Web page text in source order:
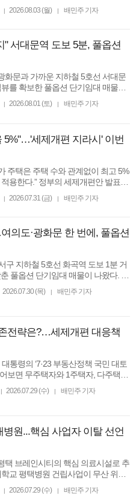
세 이상 국내 거주자라면 신청할 수
| 2026.08.03 (월) | 배민주 기자
서대문역 도보 5분, 풀옵션
화문과 가까운 지하철 5호선 서대문
를 확보한 풀옵션 단기임대 매물이
코리아가 서울 중구 의주로1가 ‘바비
| 2026.08.01 (토) | 배민주 기자
5%"…'세제개편 지라시' 이번
주택은 주택 수와 관계없이 최고 5%
세제개편안 발표를
바 ‘세제개편 지라시’가 확산하고 있
| 2026.07.31 (금) | 배민주 기자
의도·광화문 한 번에, 풀옵션
구 지하철 5호선 화곡역 도보 1분 거
풀옵션 단기임대 매물이 나왔다. 마
출장자나 가족 단위로 잠깐 머물 집
2026.07.30 (목) 배민주 기자
전략은?…세제개편 대응책
통령의 ‘7·23 부동산정책 국민 대토
보면 무주택자와 1주택자, 다주택자
라 집값과 실제 거주 여부, 보유 목
2026.07.29 (수) 배민주 기자
원...핵심 사업자 이탈 선언
택 브레인시티의 핵심 의료시설로 추
교 평택병원 건립사업이 무산 위기
8년이 지났지만 아직 설계와 착공에
2026.07.29 (수) 배민주 기자